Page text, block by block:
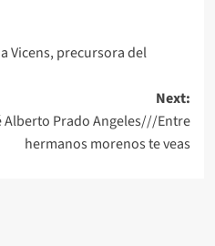
Vicens, precursora del
Next:
Prado Angeles///Entre
hermanos morenos te veas